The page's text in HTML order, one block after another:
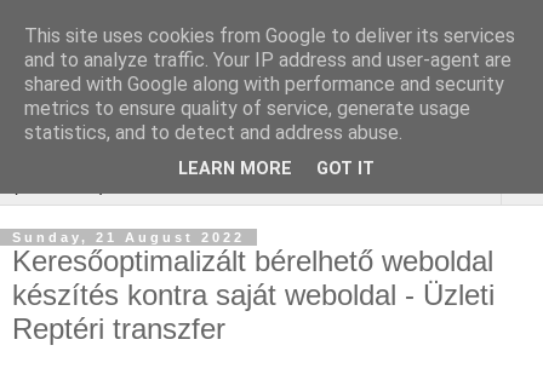
Online marketing - Teljes
körű marketing megoldások
Sunday, 21 August 2022
Keresőoptimalizált bérelhető weboldal
készítés kontra saját weboldal - Üzleti
Reptéri transzfer
This site uses cookies from Google to deliver its services
and to analyze traffic. Your IP address and user-agent are
shared with Google along with performance and security
metrics to ensure quality of service, generate usage
statistics, and to detect and address abuse.
LEARN MORE GOT IT